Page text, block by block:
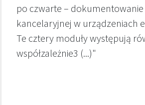
po czwarte –
kancelaryjnej w urządzeniach
Te cztery moduły występują
współzależnie3 (...)"